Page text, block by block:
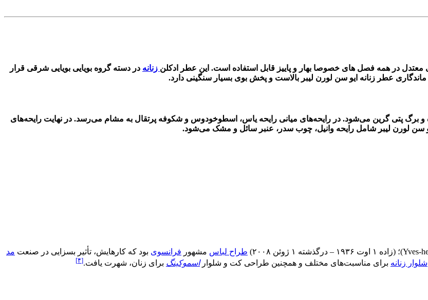
معتدل در همه فصل های خصوصا بهار و پاییز قابل استفاده است. این عطر ادکلن زنانه در دسته گروه بویایی بویایی شرقی قرار
عطر زنانه ایو سن لورن لیبر بالاست و پخش بوی بسیار سنگینی دارد.
و برگ پتی گرین می‌شود. در رایحه‌های میانی رایحه یاس، اسطوخودوس و شکوفه پرتقال به مشام می‌رسد. در نهایت رایحه‌های
ایو سن لورن لیبر شامل رایحه وانیل، چوب سدر، عنبر سائل و مشک می‌شود.
Yves-)؛ (زاده ۱ اوت ۱۹۳۶ – درگذشته ۱ ژوئن ۲۰۰۸) طراح لباس مشهور فرانسوی بود که کارهایش، تأثیر بسزایی در صنعت مد
شلوار زنانه برای مناسبت‌های مختلف و همچنین طراحی کت و شلواراسموکینگ برای زنان، شهرت یافت.[۴]